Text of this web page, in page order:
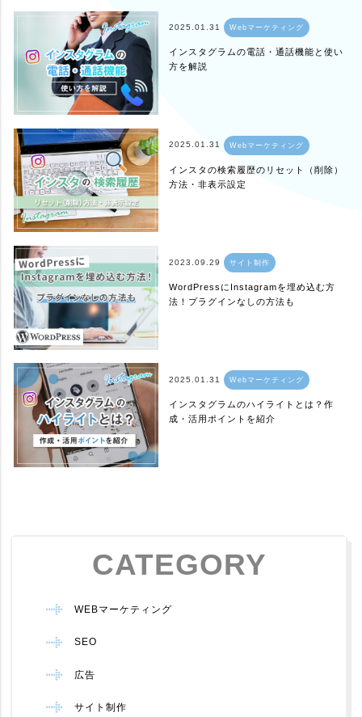
2025.01.31 Webマーケティング
インスタグラムの電話・通話機能と使い
方を解説
2025.01.31 Webマーケティング
インスタの検索履歴のリセット（削除）
方法・非表示設定
2023.09.29 サイト制作
WordPressにInstagramを埋め込む方
法！プラグインなしの方法も
2025.01.31 Webマーケティング
インスタグラムのハイライトとは？作
成・活用ポイントを紹介
CATEGORY
WEBマーケティング
SEO
広告
サイト制作